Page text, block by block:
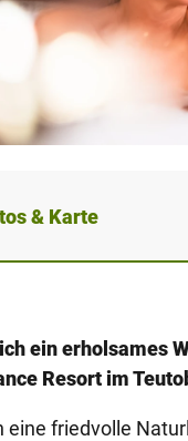
& Karte
ein erholsames
Resort im
eine friedvolle